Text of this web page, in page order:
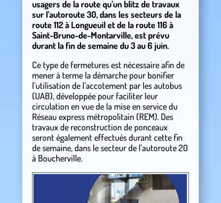
usagers de la route qu’un blitz de travaux
sur l’autoroute 30, dans les secteurs de la
route 112 à Longueuil et de la route 116 à
Saint-Bruno-de-Montarville, est prévu
durant la fin de semaine du 3 au 6 juin.
Ce type de fermetures est nécessaire afin de
mener à terme la démarche pour bonifier
l’utilisation de l’accotement par les autobus
(UAB), développée pour faciliter leur
circulation en vue de la mise en service du
Réseau express métropolitain (REM). Des
travaux de reconstruction de ponceaux
seront également effectués durant cette fin
de semaine, dans le secteur de l’autoroute 20
à Boucherville.